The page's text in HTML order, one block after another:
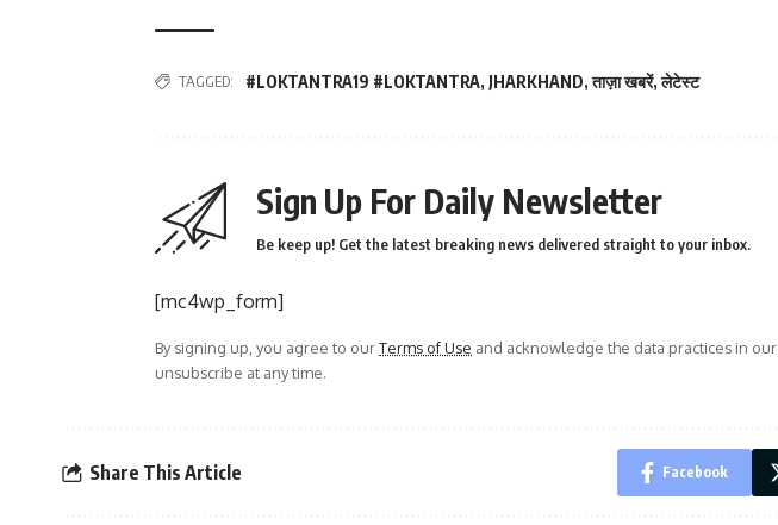
TAGGED: #LOKTANTRA19 #LOKTANTRA, JHARKHAND,ताज़ा खबरें,लेटेस्ट
Sign Up For Daily Newsletter
Be keep up! Get the latest breaking news delivered straight to your inbox.
[mc4wp_form]
By signing up, you agree to ourTerms of Use and acknowledge the data practices in our
unsubscribe at any time.
Share This Article Facebook